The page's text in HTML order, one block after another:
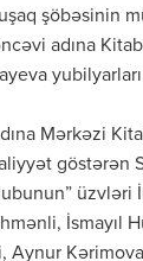
şöbəsinin
adına
Mərkəzi
göstərən
üzvləri
İsmayıl
Aynur